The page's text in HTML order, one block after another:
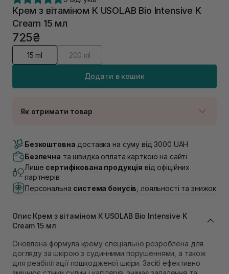
Крем з вітаміном К USOLAB Bio Intensive K
Cream 15 мл
725₴
15 ml 200 ml
Додати в кошик
Як отримати товар
В наявності
Самовивіз м. Луцьк, вул. Винниченка 4
В наявності
Самовивіз м. Львів, вул. Академіка Підстригача, 1В
(Duck’s Lake)
В наявності
В наявності
Самовивіз м. Львів, вул. Степана Бандери 45
Самовивіз м. Рівне, вул. 16-го Липня, 15
В наявності
Самовивіз м. Рівне, вул. Кулика і Гудачека 23 (ТЦ
Безкоштовна доставка на суму від 3000 UAH
Безпечна та швидка оплата карткою на сайті
Лише сертифікована продукція від офіційних
партнерів
Персональна система бонусів , лояльності та знижок
Опис Крем з вітаміном К USOLAB Bio Intensive K
Cream 15 мл
Оновлена формула крему спеціально розроблена для
догляду за шкірою з судинними порушеннями, а також
для реабілітації пошкодженої шкіри. Засіб ефективно